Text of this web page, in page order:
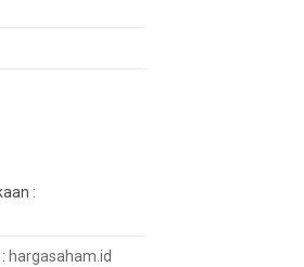
:
hargasaham.id